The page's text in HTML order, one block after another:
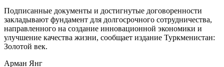
Подписанные документы и достигнутые договоренности
закладывают фундамент для долгосрочного сотрудничества,
направленного на создание инновационной экономики и
улучшение качества жизни, сообщает издание Туркменистан:
Золотой век.
Арман Янг